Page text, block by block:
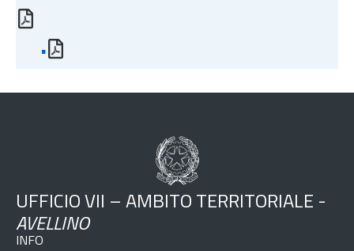
▪
UFFICIO VII – AMBITO TERRITORIALE -
AVELLINO
INFO